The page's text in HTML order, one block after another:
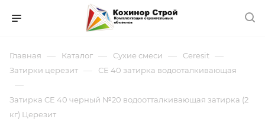
Главная — Каталог — Сухие смеси — Ceresit —
Затирки церезит — СЕ 40 затирка водооталкивающая
—
Затирка CE 40 черный №20 водоотталкивающая затирка (2
кг) Церезит